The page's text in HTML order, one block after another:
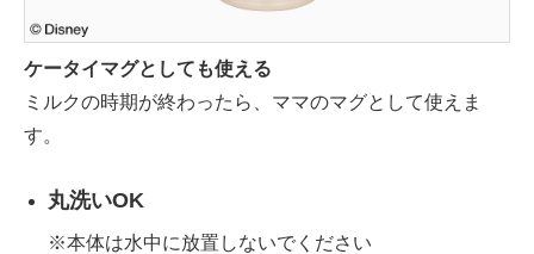
ケータイマグとしても使える
ミルクの時期が終わったら、ママのマグとして使えま
す。
丸洗いOK
※本体は水中に放置しないでください